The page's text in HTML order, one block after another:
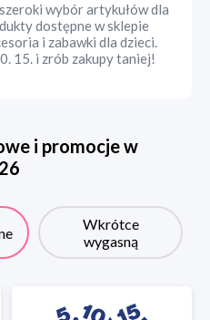
wybór artykułów dla
dostępne w sklepie
i zabawki dla dzieci.
15. i zrób zakupy taniej!
i promocje w
Wkrótce
wygasną